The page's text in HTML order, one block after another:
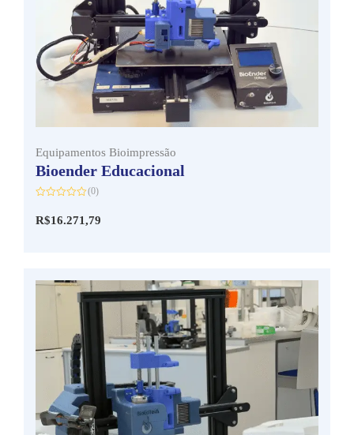
Equipamentos Bioimpressão
Bioender Educacional
0
de
(0)
R$16.271,79